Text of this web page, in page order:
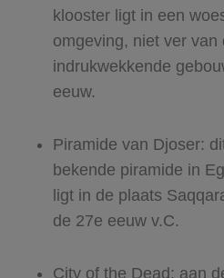
klooster ligt in een
omgeving, niet ver
indrukwekkende
eeuw.
Piramide van Djoser:
bekende piramide in
ligt in de plaats
de 27e eeuw v.C.
City of the Dead: aan